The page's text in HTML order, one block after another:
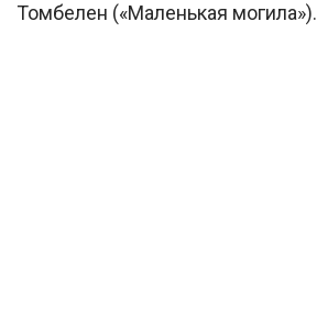
Томбелен («Маленькая могила»).